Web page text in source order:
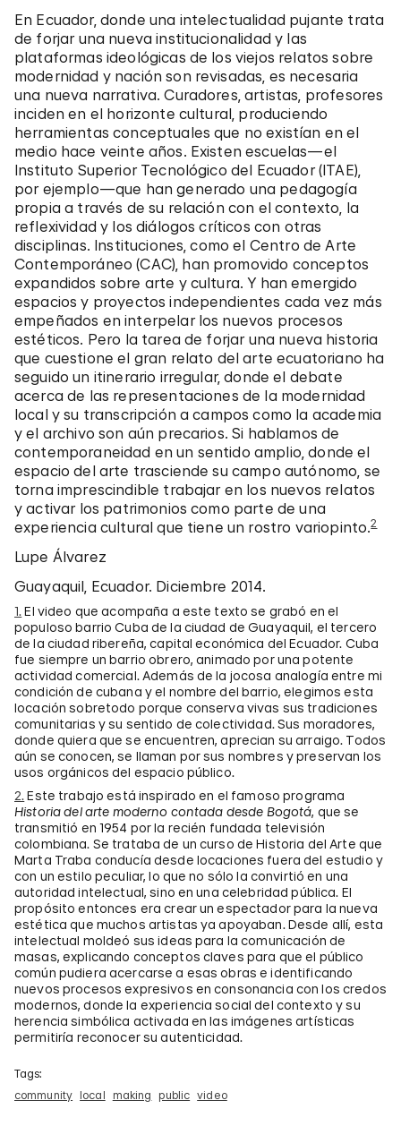
En Ecuador, donde una intelectualidad pujante trata
de forjar una nueva institucionalidad y las
plataformas ideológicas de los viejos relatos sobre
modernidad y nación son revisadas, es necesaria
una nueva narrativa. Curadores, artistas, profesores
inciden en el horizonte cultural, produciendo
herramientas conceptuales que no existían en el
medio hace veinte años. Existen escuelas—el
Instituto Superior Tecnológico del Ecuador (ITAE),
por ejemplo—que han generado una pedagogía
propia a través de su relación con el contexto, la
reflexividad y los diálogos críticos con otras
disciplinas. Instituciones, como el Centro de Arte
Contemporáneo (CAC), han promovido conceptos
expandidos sobre arte y cultura. Y han emergido
espacios y proyectos independientes cada vez más
empeñados en interpelar los nuevos procesos
estéticos. Pero la tarea de forjar una nueva historia
que cuestione el gran relato del arte ecuatoriano ha
seguido un itinerario irregular, donde el debate
acerca de las representaciones de la modernidad
local y su transcripción a campos como la academia
y el archivo son aún precarios. Si hablamos de
contemporaneidad en un sentido amplio, donde el
espacio del arte trasciende su campo autónomo, se
torna imprescindible trabajar en los nuevos relatos
y activar los patrimonios como parte de una
experiencia cultural que tiene un rostro variopinto.2
Lupe Álvarez
Guayaquil, Ecuador. Diciembre 2014.
1.El video que acompaña a este texto se grabó en el
populoso barrio Cuba de la ciudad de Guayaquil, el tercero
de la ciudad ribereña, capital económica del Ecuador. Cuba
fue siempre un barrio obrero, animado por una potente
actividad comercial. Además de la jocosa analogía entre mi
condición de cubana y el nombre del barrio, elegimos esta
locación sobretodo porque conserva vivas sus tradiciones
comunitarias y su sentido de colectividad. Sus moradores,
donde quiera que se encuentren, aprecian su arraigo. Todos
aún se conocen, se llaman por sus nombres y preservan los
usos orgánicos del espacio público.
2.Este trabajo está inspirado en el famoso programa
Historia del arte moderno contada desde Bogotá, que se
transmitió en 1954 por la recién fundada televisión
colombiana. Se trataba de un curso de Historia del Arte que
Marta Traba conducía desde locaciones fuera del estudio y
con un estilo peculiar, lo que no sólo la convirtió en una
autoridad intelectual, sino en una celebridad pública. El
propósito entonces era crear un espectador para la nueva
estética que muchos artistas ya apoyaban. Desde allí, esta
intelectual moldeó sus ideas para la comunicación de
masas, explicando conceptos claves para que el público
común pudiera acercarse a esas obras e identificando
nuevos procesos expresivos en consonancia con los credos
modernos, donde la experiencia social del contexto y su
herencia simbólica activada en las imágenes artísticas
permitiría reconocer su autenticidad.
Tags:
community local making public video